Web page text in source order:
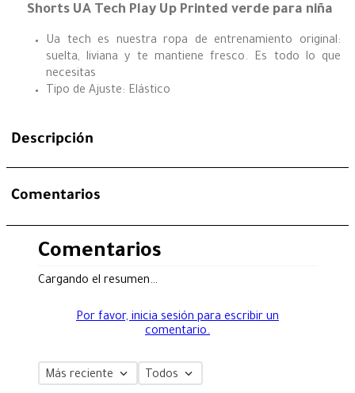
Shorts UA Tech Play Up Printed verde para niña
Ua tech es nuestra ropa de entrenamiento original:
suelta, liviana y te mantiene fresco. Es todo lo que
necesitas
Tipo de Ajuste: Elástico
Descripción
Comentarios
Comentarios
Cargando el resumen…
Por favor, inicia sesión para escribir un
comentario.
Más reciente Todos